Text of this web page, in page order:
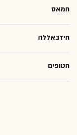
חמאס
חיזבאללה
חטופים